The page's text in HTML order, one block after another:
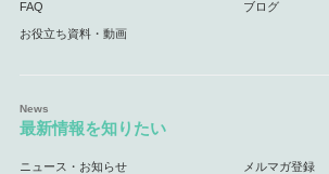
FAQ ブログ
お役立ち資料・動画
最新情報を知りたい
ニュース・お知らせ メルマガ登録